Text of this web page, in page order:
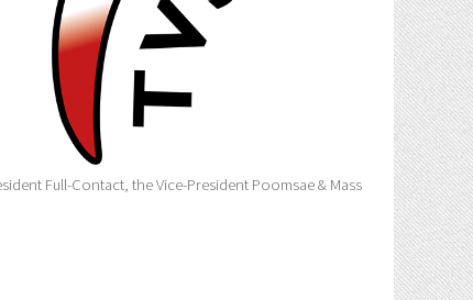
Full-Contact, the Vice-President Poomsae & Mass